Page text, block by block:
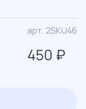
арт. 2SKU46
450 ₽